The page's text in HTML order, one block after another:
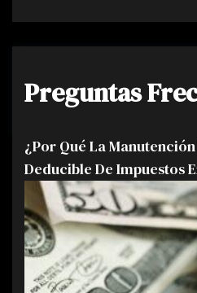
Preguntas
¿Por Qué La
Deducible De Impuestos